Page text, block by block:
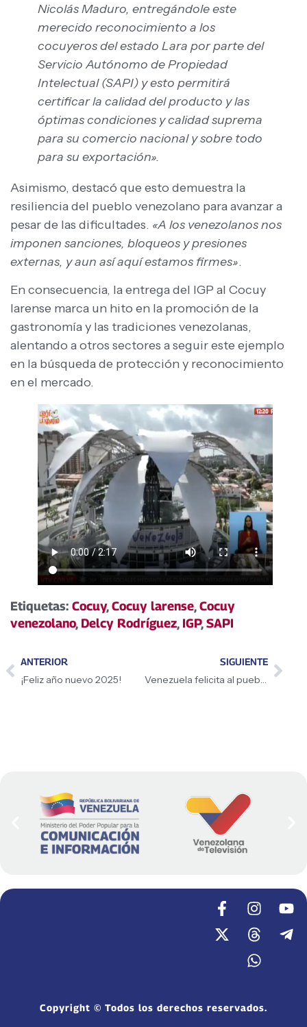
Nicolás Maduro, entregándole este
merecido reconocimiento a los
cocuyeros del estado Lara por parte del
Servicio Autónomo de Propiedad
Intelectual (SAPI) y esto permitirá
certificar la calidad del producto y las
óptimas condiciones y calidad suprema
para su comercio nacional y sobre todo
para su exportación».
Asimismo, destacó que esto demuestra la
resiliencia del pueblo venezolano para avanzar a
pesar de las dificultades. «A los venezolanos nos
imponen sanciones, bloqueos y presiones
externas, y aun así aquí estamos firmes».
En consecuencia, la entrega del IGP al Cocuy
larense marca un hito en la promoción de la
gastronomía y las tradiciones venezolanas,
alentando a otros sectores a seguir este ejemplo
en la búsqueda de protección y reconocimiento
en el mercado.
Etiquetas: Cocuy,Cocuy larense,Cocuy
venezolano, Delcy Rodríguez, IGP,SAPI
ANTERIOR
¡Feliz año nuevo 2025!
SIGUIENTE
Venezuela felicita al pueblo cubano
Copyright © Todos los derechos reservados.